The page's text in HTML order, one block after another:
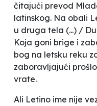
čitajući prevod
latinskog. Na obali
u druga tela (...) /
Koja goni brige i
bog na letsku reku
zaboravljajući
vrate.
Ali Letino ime nije